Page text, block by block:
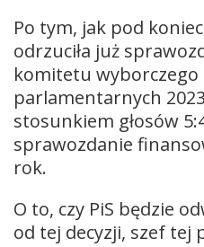
Po tym, jak pod
odrzuciła już
komitetu wyborczego
parlamentarnych
stosunkiem głosów
sprawozdanie
rok.
O to, czy PiS będzie
od tej decyzji, szef tej